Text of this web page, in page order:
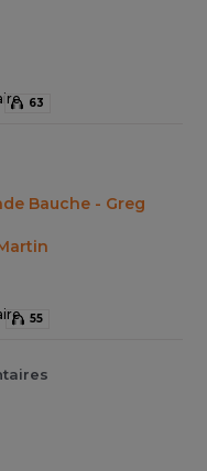
63
Bauche - Greg
55